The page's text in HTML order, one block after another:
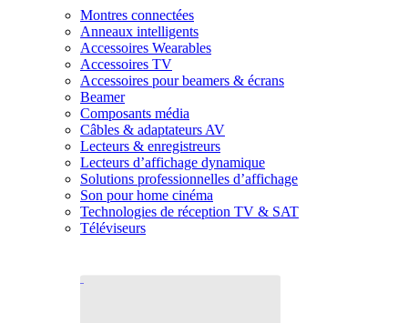
Montres connectées
Anneaux intelligents
Accessoires Wearables
Accessoires TV
Accessoires pour beamers & écrans
Beamer
Composants média
Câbles & adaptateurs AV
Lecteurs & enregistreurs
Lecteurs d’affichage dynamique
Solutions professionnelles d’affichage
Son pour home cinéma
Technologies de réception TV & SAT
Téléviseurs